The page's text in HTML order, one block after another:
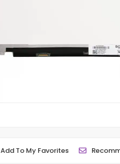
Add To My Favorites